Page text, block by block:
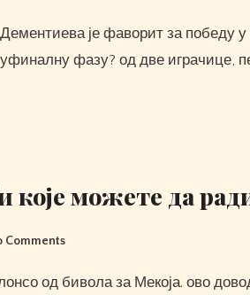
фазу? од две играчице,
које можете да
Comments